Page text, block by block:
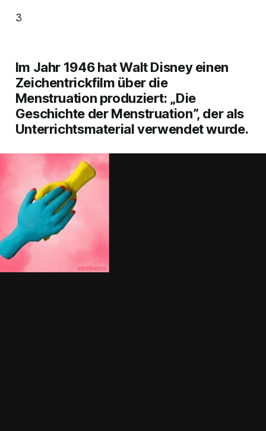
3
Im Jahr 1946 hat Walt Disney einen
Zeichentrickfilm über die
Menstruation produziert: „Die
Geschichte der Menstruation”, der als
Unterrichtsmaterial verwendet wurde.